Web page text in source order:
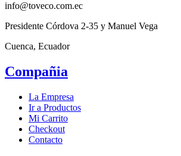
info@toveco.com.ec
Presidente Córdova 2-35 y Manuel Vega
Cuenca, Ecuador
Compañia
La Empresa
Ir a Productos
Mi Carrito
Checkout
Contacto